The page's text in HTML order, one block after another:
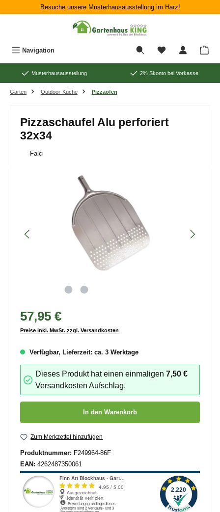
Zum Hauptinhalt springenBesuche unsere Musterhausausstellung im Harz!
Navigation
Musterhausausstellung 2% Skonto bei Vorkasse
Garten Outdoor-Küche Pizzaöfen
Pizzaschaufel Alu perforiert
32x34
Falci
57,95 €
Preise inkl. MwSt. zzgl. Versandkosten
Verfügbar, Lieferzeit: ca. 3 Werktage
Dieses Produkt hat einen einmaligen7,50 €
Versandkosten Aufschlag.
In den Warenkorb
Zum Merkzettel hinzufügen
Produktnummer: F249964-86F
EAN: 4262487350061